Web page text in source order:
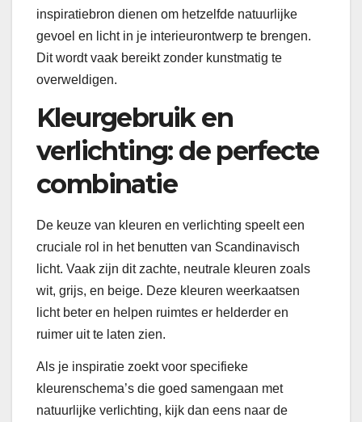
inspiratiebron dienen om hetzelfde natuurlijke
gevoel en licht in je interieurontwerp te brengen.
Dit wordt vaak bereikt zonder kunstmatig te
overweldigen.
Kleurgebruik en
verlichting: de perfecte
combinatie
De keuze van kleuren en verlichting speelt een
cruciale rol in het benutten van Scandinavisch
licht. Vaak zijn dit zachte, neutrale kleuren zoals
wit, grijs, en beige. Deze kleuren weerkaatsen
licht beter en helpen ruimtes er helderder en
ruimer uit te laten zien.
Als je inspiratie zoekt voor specifieke
kleurenschema’s die goed samengaan met
natuurlijke verlichting, kijk dan eens naar de